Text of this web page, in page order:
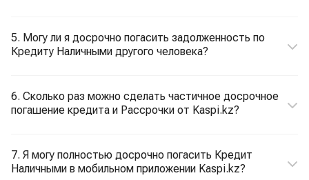
5. Могу ли я досрочно погасить задолженность по
Кредиту Наличными другого человека?
6. Сколько раз можно сделать частичное досрочное
погашение кредита и Рассрочки от Kaspi.kz?
7. Я могу полностью досрочно погасить Кредит
Наличными в мобильном приложении Kaspi.kz?